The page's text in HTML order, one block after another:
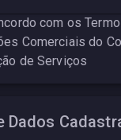
com os
Comerciais do
de Serviços
Dados